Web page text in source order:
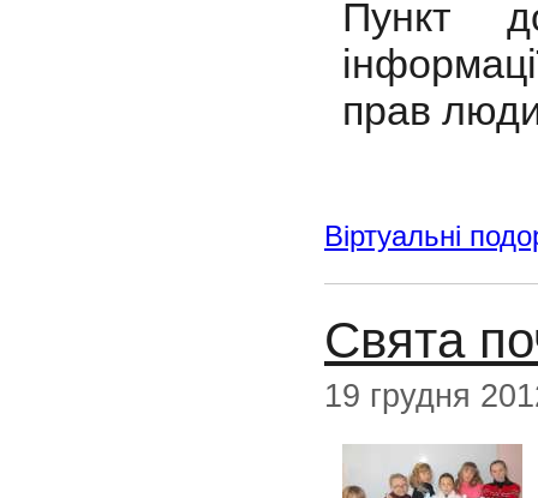
Пункт
прав
Віртуальні
Свята
19 грудня